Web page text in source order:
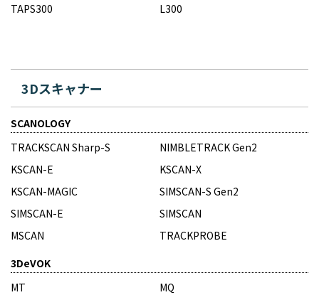
TAPS300
L300
3Dスキャナー
SCANOLOGY
TRACKSCAN Sharp-S
NIMBLETRACK Gen2
KSCAN-E
KSCAN-X
KSCAN-MAGIC
SIMSCAN-S Gen2
SIMSCAN-E
SIMSCAN
MSCAN
TRACKPROBE
3DeVOK
MT
MQ